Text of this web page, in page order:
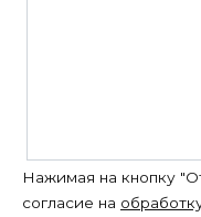
Нажимая на кнопку
согласие на